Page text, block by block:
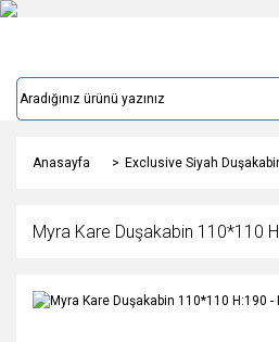
Anasayfa Exclusive Siyah
Myra Kare Duşakabin 110*110